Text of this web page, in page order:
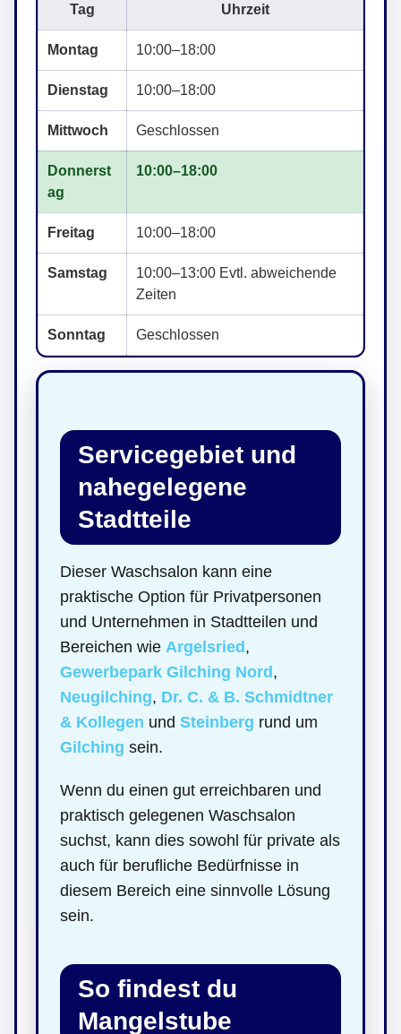
Tag Uhrzeit
Montag 10:00–18:00
Dienstag 10:00–18:00
Mittwoch Geschlossen
Donnerst
ag
10:00–18:00
Freitag 10:00–18:00
Samstag
10:00–13:00 Evtl. abweichende
Zeiten
Sonntag Geschlossen
Servicegebiet und
nahegelegene
Stadtteile
Dieser Waschsalon kann eine
praktische Option für Privatpersonen
und Unternehmen in Stadtteilen und
Bereichen wie Argelsried,
Gewerbepark Gilching Nord,
Neugilching, Dr. C. & B. Schmidtner
& Kollegen und Steinberg rund um
Gilching sein.
Wenn du einen gut erreichbaren und
praktisch gelegenen Waschsalon
suchst, kann dies sowohl für private als
auch für berufliche Bedürfnisse in
diesem Bereich eine sinnvolle Lösung
sein.
So findest du
Mangelstube